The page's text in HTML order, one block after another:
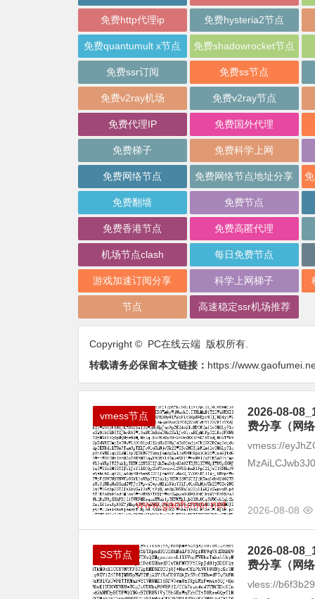
免费http代理ip 免费hysteria2节点
免费quantumult x节点 免费shadowrocket节点
免费ssr订阅 免费ss节点
免费v2ray机场 免费v2ray节点
免费代理IP 免费国外代理
免费梯子 免费科学上网
免费网络节点 免费网络节点地址分享
免费翻墙 免费节点
免费香港节点 免费高匿代理
机场节点clash 每日免费节点
游戏加速订阅分享 科学上网梯子
节点 高速稳定ssr机场推荐
Copyright © PC在线云端 版权所有.
转载请务必保留本文链接： https://
vmess节点
2026-08-
费分享（网
vmess://
2026-08-08
SS节点
2026-08-
费分享（网
vless://